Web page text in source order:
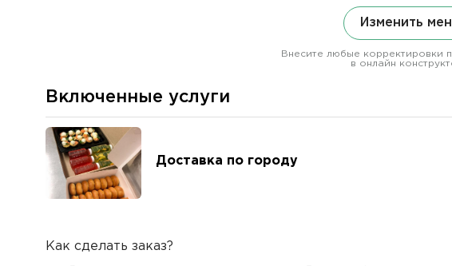
Изменить
Внесите любые корректировки
в онлайн
Включенные услуги
Доставка по городу
Как сделать заказ?